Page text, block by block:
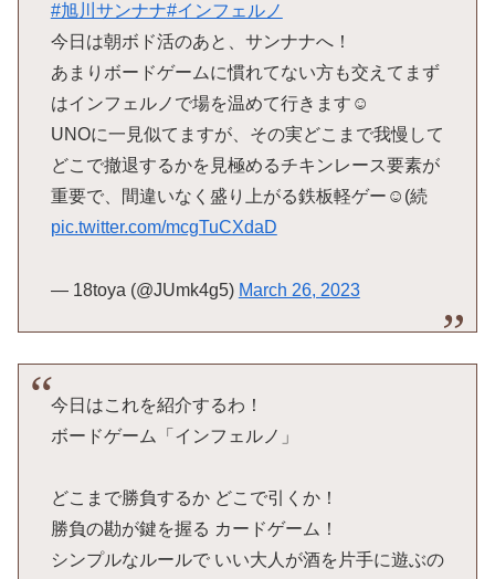
#旭川サンナナ#インフェルノ
今日は朝ボド活のあと、サンナナへ！
あまりボードゲームに慣れてない方も交えてまず
はインフェルノで場を温めて行きます☺️
UNOに一見似てますが、その実どこまで我慢して
どこで撤退するかを見極めるチキンレース要素が
重要で、間違いなく盛り上がる鉄板軽ゲー☺️(続
pic.twitter.com/mcgTuCXdaD
— 18toya (@JUmk4g5) March 26, 2023
今日はこれを紹介するわ！
ボードゲーム「インフェルノ」
どこまで勝負するか どこで引くか！
勝負の勘が鍵を握る カードゲーム！
シンプルなルールで いい大人が酒を片手に遊ぶの